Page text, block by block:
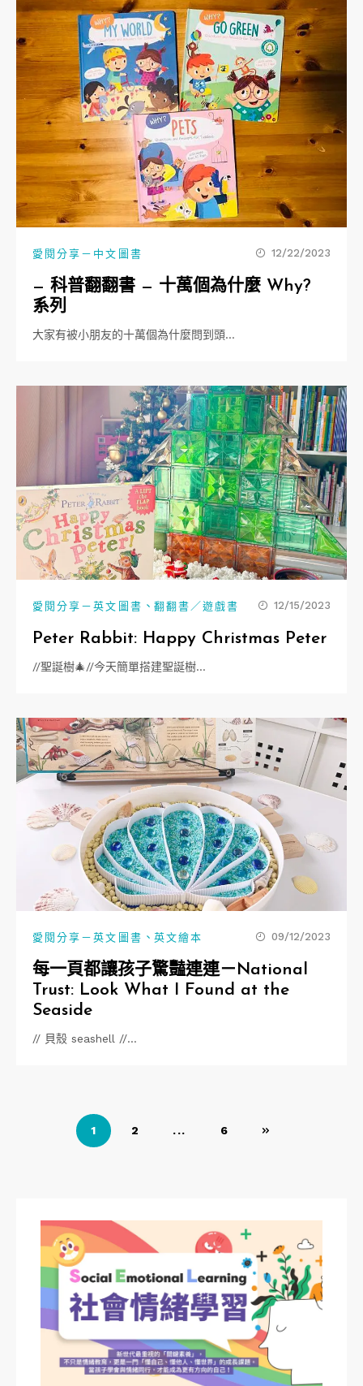
愛閱分享－中文圖書 12/22/2023
— 科普翻翻書 — 十萬個為什麼 Why?
系列
大家有被小朋友的十萬個為什麼問到頭…
愛閱分享－英文圖書 、 翻翻書／遊戲書 12/15/2023
Peter Rabbit: Happy Christmas Peter
//聖誕樹🎄//今天簡單搭建聖誕樹…
愛閱分享－英文圖書 、 英文繪本 09/12/2023
每一頁都讓孩子驚豔連連－National
Trust: Look What I Found at the
Seaside
// 貝殼 seashell //…
1 2 ... 6